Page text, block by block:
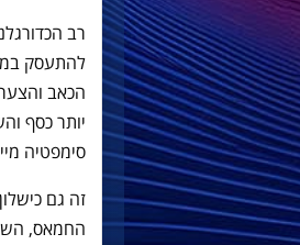
רב
להתעסק
הכאב
יותר כסף
סימפטיה
זה גם
החמאס,